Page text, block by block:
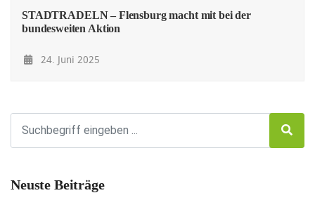
STADTRADELN – Flensburg macht mit bei der
bundesweiten Aktion
24. Juni 2025
Neuste Beiträge